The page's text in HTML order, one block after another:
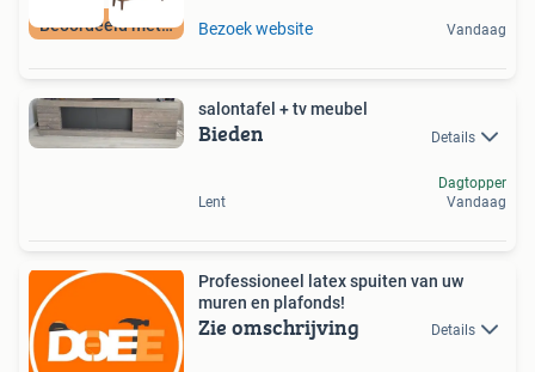
Beoordeeld met 9+ Bezoek website Vandaag
salontafel + tv meubel
Bieden Details
Lent
Dagtopper
Vandaag
Professioneel latex spuiten van uw
muren en plafonds!
Zie omschrijving Details